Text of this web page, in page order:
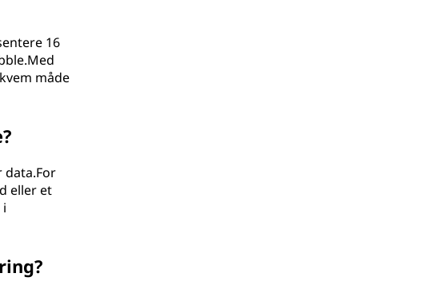
16
måde
eller et
i